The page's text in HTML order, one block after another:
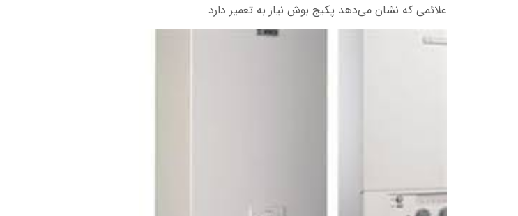
علائمی که نشان می‌دهد پکیج بوش نیاز به تعمیر دارد